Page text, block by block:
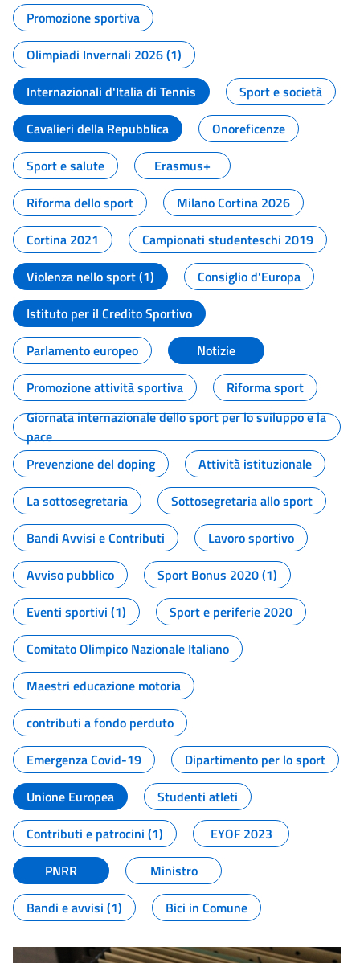
Promozione sportiva
Olimpiadi Invernali 2026 (1)
Internazionali d'Italia di Tennis
Sport e società
Cavalieri della Repubblica
Onoreficenze
Sport e salute
Erasmus+
Riforma dello sport
Milano Cortina 2026
Cortina 2021
Campionati studenteschi 2019
Violenza nello sport (1)
Consiglio d'Europa
Istituto per il Credito Sportivo
Parlamento europeo
Notizie
Promozione attività sportiva
Riforma sport
Giornata internazionale dello sport per lo sviluppo e la
pace
Prevenzione del doping
Attività istituzionale
La sottosegretaria
Sottosegretaria allo sport
Bandi Avvisi e Contributi
Lavoro sportivo
Avviso pubblico
Sport Bonus 2020 (1)
Eventi sportivi (1)
Sport e periferie 2020
Comitato Olimpico Nazionale Italiano
Maestri educazione motoria
contributi a fondo perduto
Emergenza Covid-19
Dipartimento per lo sport
Unione Europea
Studenti atleti
Contributi e patrocini (1)
EYOF 2023
PNRR
Ministro
Bandi e avvisi (1)
Bici in Comune